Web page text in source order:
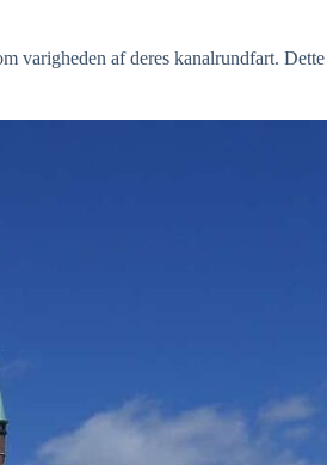
varigheden af deres kanalrundfart.